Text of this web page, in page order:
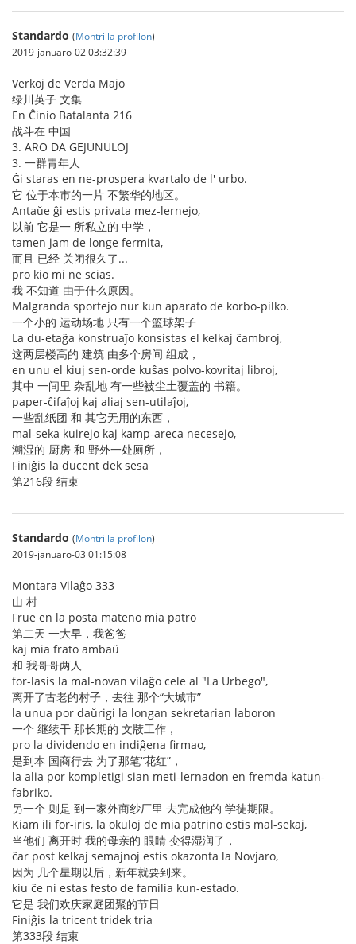
Standardo (Montri la profilon)
2019-januaro-02 03:32:39
Verkoj de Verda Majo
绿川英子 文集
En Ĉinio Batalanta 216
战斗在 中国
3. ARO DA GEJUNULOJ
3. 一群青年人
Ĝi staras en ne-prospera kvartalo de l' urbo.
它 位于本市的一片 不繁华的地区。
Antaŭe ĝi estis privata mez-lernejo,
以前 它是一 所私立的 中学，
tamen jam de longe fermita,
而且 已经 关闭很久了...
pro kio mi ne scias.
我 不知道 由于什么原因。
Malgranda sportejo nur kun aparato de korbo-pilko.
一个小的 运动场地 只有一个篮球架子
La du-etaĝa konstruaĵo konsistas el kelkaj ĉambroj,
这两层楼高的 建筑 由多个房间 组成，
en unu el kiuj sen-orde kuŝas polvo-kovritaj libroj,
其中 一间里 杂乱地 有一些被尘土覆盖的 书籍。
paper-ĉifaĵoj kaj aliaj sen-utilaĵoj,
一些乱纸团 和 其它无用的东西，
mal-seka kuirejo kaj kamp-areca necesejo,
潮湿的 厨房 和 野外一处厕所，
Finiĝis la ducent dek sesa
第216段 结束
Standardo (Montri la profilon)
2019-januaro-03 01:15:08
Montara Vilaĝo 333
山 村
Frue en la posta mateno mia patro
第二天 一大早，我爸爸
kaj mia frato ambaŭ
和 我哥哥两人
for-lasis la mal-novan vilaĝo cele al "La Urbego",
离开了古老的村子，去往 那个“大城市”
la unua por daŭrigi la longan sekretarian laboron
一个 继续干 那长期的 文牍工作，
pro la dividendo en indiĝena firmao,
是到本 国商行去 为了那笔“花红”，
la alia por kompletigi sian meti-lernadon en fremda katun-
fabriko.
另一个 则是 到一家外商纱厂里 去完成他的 学徒期限。
Kiam ili for-iris, la okuloj de mia patrino estis mal-sekaj,
当他们 离开时 我的母亲的 眼睛 变得湿润了，
ĉar post kelkaj semajnoj estis okazonta la Novjaro,
因为 几个星期以后，新年就要到来。
kiu ĉe ni estas festo de familia kun-estado.
它是 我们欢庆家庭团聚的节日
Finiĝis la tricent tridek tria
第333段 结束